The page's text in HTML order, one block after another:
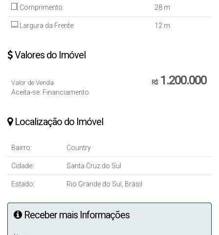
Comprimento: 28 m
Largura da Frente: 12 m
Valores do Imóvel
R$1.200.000
Valor de Venda
Aceita-se: Financiamento
Localização do Imóvel
Bairro: Country
Cidade: Santa Cruz do Sul
Estado: Rio Grande do Sul, Brasil
Receber mais Informações